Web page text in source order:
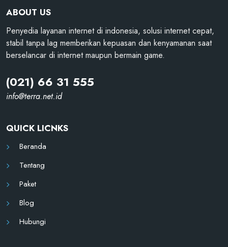
ABOUT US
Penyedia layanan internet di indonesia, solusi internet cepat,
stabil tanpa lag memberikan kepuasan dan kenyamanan saat
berselancar di internet maupun bermain game.
(021) 66 31 555
info@terra.net.id
QUICK LICNKS
Beranda
Tentang
Paket
Blog
Hubungi